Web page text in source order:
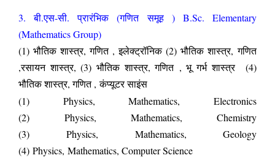
3. बी.एस-सी. प्रारंभिक (गणित समूह ) B.Sc. Elementary
(Mathematics Group)
(1) भौतिक शास्त्र, गणित , इलेक्ट्रॉनिक (2) भौतिक शास्त्र,गणित
,रसायन शास्त्र, (3) भौतिक शास्त्र, गणित , भू गर्भ शास्त्र
(4)
भौतिक शास्त्र, गणित ,कंप्यूटर साइंस
(1) Physics, Mathematics, Electronics
(2) Physics, Mathematics, Chemistry
(3) Physics, Mathematics, Geology
(4) Physics, Mathematics, Computer Science